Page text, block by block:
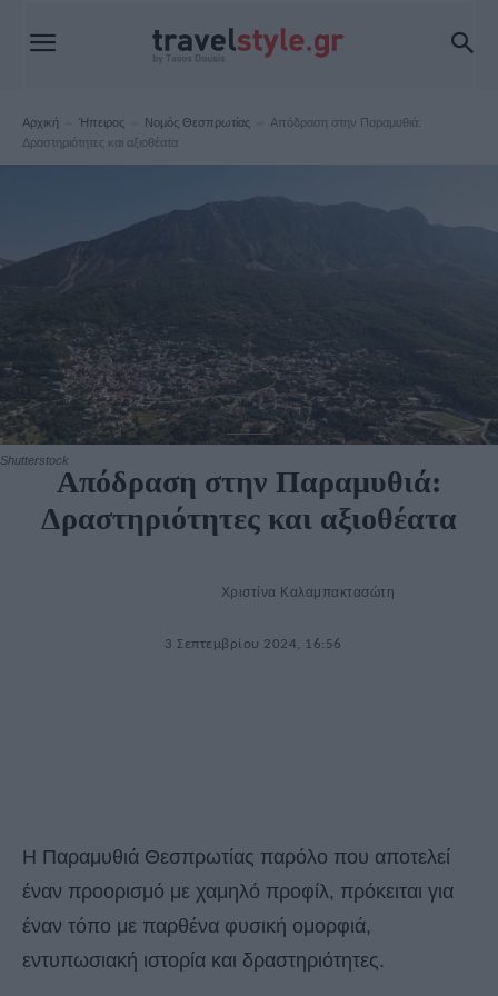
Αρχική Ήπειρος Νομός Θεσπρωτίας
Απόδραση στην Παραμυθιά:
Δραστηριότητες και αξιοθέατα
Shutterstock
Νομός Θεσπρωτίας
Απόδραση στην Παραμυθιά:
Δραστηριότητες και αξιοθέατα
Χριστίνα Καλαμπακτασώτη
3 Σεπτεμβρίου 2024, 16:56
Η Παραμυθιά Θεσπρωτίας παρόλο που αποτελεί
έναν προορισμό με χαμηλό προφίλ, πρόκειται για
έναν τόπο με παρθένα φυσική ομορφιά,
εντυπωσιακή ιστορία και δραστηριότητες.